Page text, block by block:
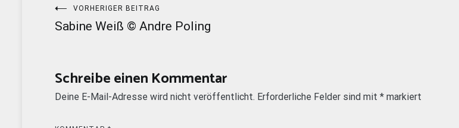
Beitragsnavigation
VORHERIGER BEITRAG
Sabine Weiß © Andre Poling
Schreibe einen Kommentar
Deine E-Mail-Adresse wird nicht veröffentlicht. Erforderliche Felder sind mit * markiert